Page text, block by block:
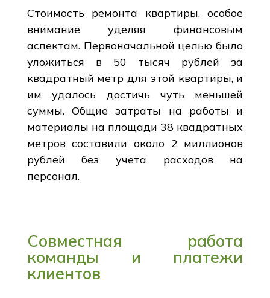
Стоимость ремонта квартиры, особое
внимание уделяя финансовым
аспектам. Первоначальной целью было
уложиться в 50 тысяч рублей за
квадратный метр для этой квартиры, и
им удалось достичь чуть меньшей
суммы. Общие затраты на работы и
материалы на площади 38 квадратных
метров составили около 2 миллионов
рублей без учета расходов на
персонал.
Совместная работа
команды и платежи
клиентов